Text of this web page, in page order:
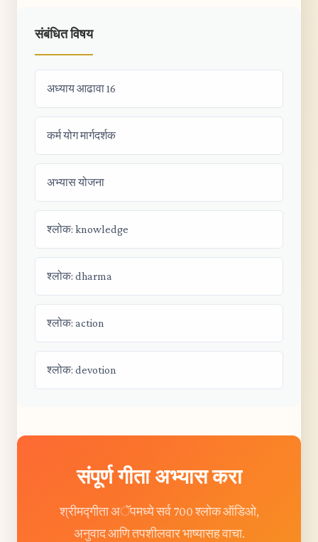
संबंधित विषय
अध्याय आढावा 16
कर्म योग मार्गदर्शक
अभ्यास योजना
श्लोक: knowledge
श्लोक: dharma
श्लोक: action
श्लोक: devotion
संपूर्ण गीता अभ्यास करा
श्रीमद्गीता अॅपमध्ये सर्व 700 श्लोक ऑडिओ,
अनुवाद आणि तपशीलवार भाष्यासह वाचा.